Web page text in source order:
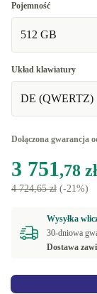
Pojemność
512 GB
Układ klawiatury
DE (QWERTZ)
Dołączona gwarancja
3 751,78 zł
4 724,65 zł (-21%)
Wysyłka
30-dniowa
Dostawa